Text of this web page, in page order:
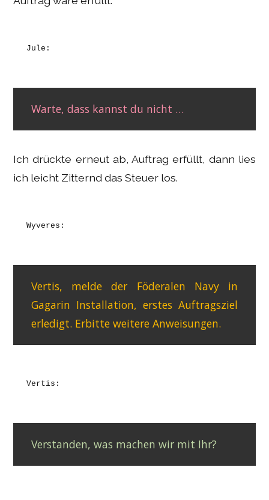
Jule:
Warte, dass kannst du nicht …
Ich drückte erneut ab, Auftrag erfüllt, dann lies
ich leicht Zitternd das Steuer los.
Wyveres:
Vertis, melde der Föderalen Navy in
Gagarin Installation, erstes Auftragsziel
erledigt. Erbitte weitere Anweisungen.
Vertis:
Verstanden, was machen wir mit Ihr?